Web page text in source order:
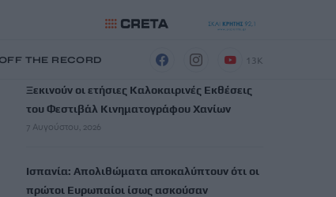
OFF THE RECORD 13K
ΡΟΗ ΕΙΔΗΣΕΩΝ
Ξεκινούν οι ετήσιες Καλοκαιρινές Εκθέσεις
του Φεστιβάλ Κινηματογράφου Χανίων
7 Αυγούστου, 2026
Ισπανία: Απολιθώματα αποκαλύπτουν ότι οι
πρώτοι Ευρωπαίοι ίσως ασκούσαν